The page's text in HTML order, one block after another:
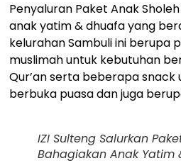
Penyaluran Paket Anak
anak yatim & dhuafa yang
kelurahan Sambuli ini berupa
muslimah untuk kebutuhan
Qur’an serta beberapa snack
berbuka puasa dan juga
IZI Sulteng Salurkan
Bahagiakan Anak Yatim